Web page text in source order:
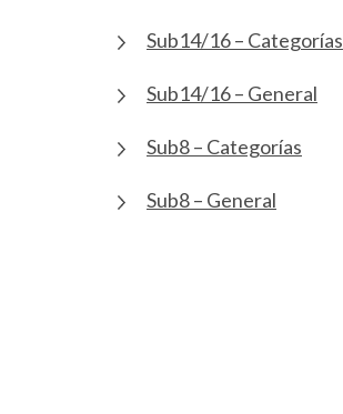
Sub14/16 – Categorías
Sub14/16 – General
Sub8 – Categorías
Sub8 – General